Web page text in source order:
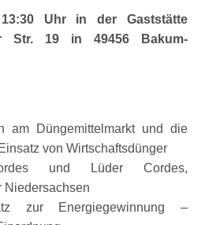
Uhr in der Gaststätte
Str. 19 in 49456 Bakum-
am Düngemittelmarkt und die
von Wirtschaftsdünger
und Lüder Cordes,
Niedersachsen
zur Energiegewinnung –